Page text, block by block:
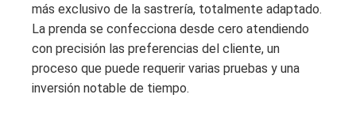
más exclusivo de la sastrería, totalmente adaptado.
La prenda se confecciona desde cero atendiendo
con precisión las preferencias del cliente, un
proceso que puede requerir varias pruebas y una
inversión notable de tiempo.